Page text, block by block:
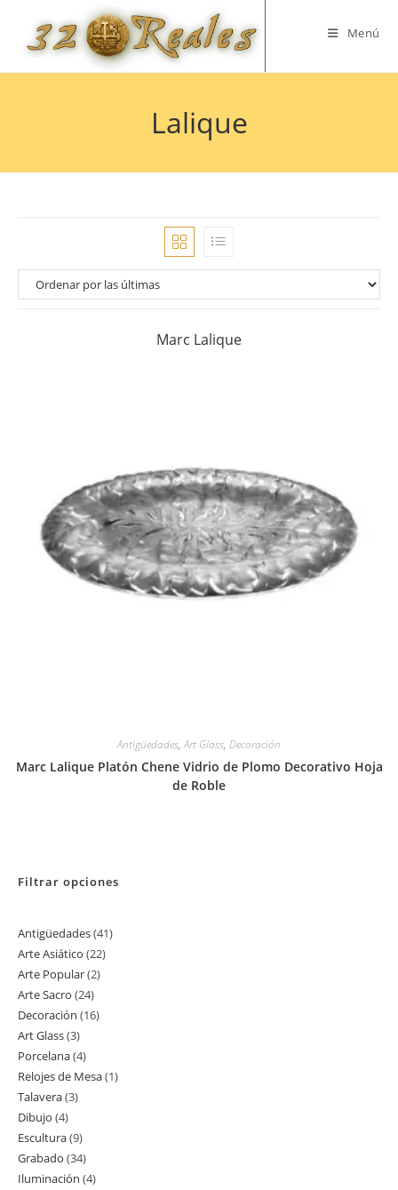
contenido
Menú
Lalique
Marc Lalique
Antigüedades,Art Glass, Decoración
Marc Lalique Platón Chene Vidrio de Plomo Decorativo Hoja
de Roble
Filtrar opciones
Antigüedades 4141
Arte Asiático 2222
Arte Popular 22
Arte Sacro 2424
productos
Decoración 1616
Art Glass 33
productos
Porcelana 44
productos
Relojes de Mesa 11
Talavera 33
Dibujo 44
productos
Escultura 99
productos
Grabado 3434
productos
Iluminación 44